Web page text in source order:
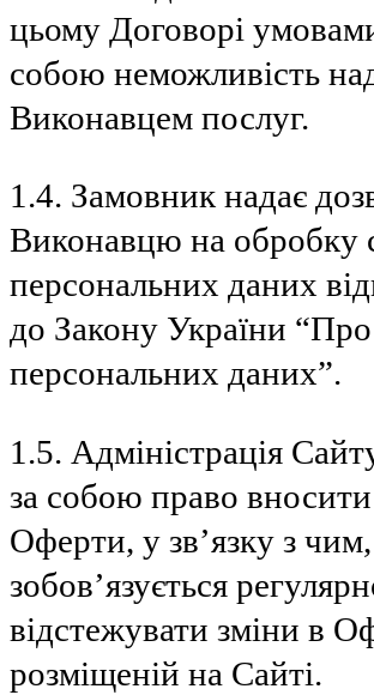
цьому Договорі
собою неможливість
Виконавцем послуг.
1.4. Замовник надає
Виконавцю на обробку
персональних даних
до Закону України
персональних даних”.
1.5. Адміністрація
за собою право
Оферти, у зв’язку з
зобов’язується
відстежувати зміни в
розміщеній на Сайті.